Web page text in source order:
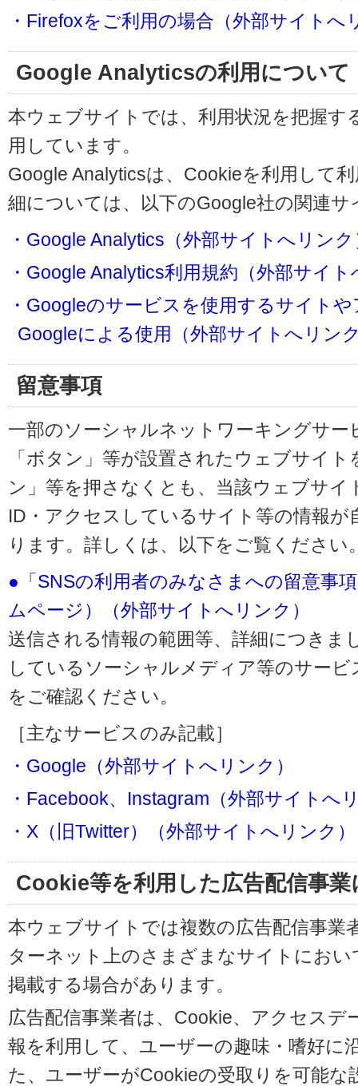
・Firefoxをご利用の場合（外部サイトへ
Google Analyticsの利用について
本ウェブサイトでは、利用状況を把握す
用しています。
Google Analyticsは、Cookieを利用して
細については、以下のGoogle社の関連
・Google Analytics（外部サイトへリンク
・Google Analytics利用規約（外部サイ
・Googleのサービスを使用するサイト
Googleによる使用（外部サイトへリン
留意事項
一部のソーシャルネットワーキングサー
「ボタン」等が設置されたウェブサイ
ン」等を押さなくとも、当該ウェブサイ
ID・アクセスしているサイト等の情報
ります。詳しくは、以下をご覧ください
●「SNSの利用者のみなさまへの留意事
ムページ）（外部サイトへリンク）
送信される情報の範囲等、詳細につきま
しているソーシャルメディア等のサー
をご確認ください。
［主なサービスのみ記載］
・Google（外部サイトへリンク）
・Facebook、Instagram（外部サイトへ
・X（旧Twitter）（外部サイトへリンク）
Cookie等を利用した広告配信事
本ウェブサイトでは複数の広告配信事業
ターネット上のさまざまなサイトにお
掲載する場合があります。
広告配信事業者は、Cookie、アクセスデ
報を利用して、ユーザーの趣味・嗜好に
た、ユーザーがCookieの受取りを可能